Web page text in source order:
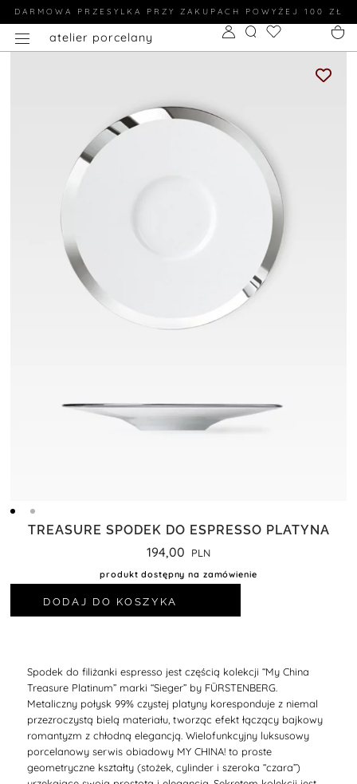
DARMOWA PRZESYLKA PRZY ZAKUPACH POWYŻEJ 100 ZŁ
atelier porcelany
TREASURE SPODEK DO ESPRESSO PLATYNA
194,00
produkt dostępny na zamówienie
DODAJ DO KOSZYKA
Spodek do filiżanki espresso jest częścią kolekcji “My China
Treasure Platinum” marki “Sieger” by FÜRSTENBERG.
Metaliczny połysk 99% czystej platyny koresponduje z niemal
przezroczystą bielą materiału, tworząc efekt łączący bajkowy
romantyzm z chłodną elegancją. Wielofunkcyjny luksusowy
porcelanowy serwis obiadowy MY CHINA! to proste
geometryczne kształty (stożek, cylinder i szeroka “czara”)